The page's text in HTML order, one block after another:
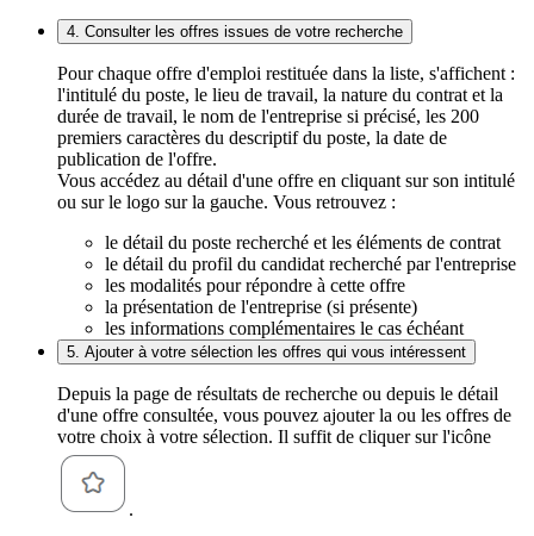
4. Consulter les offres issues de votre recherche
Pour chaque offre d'emploi restituée dans la liste, s'affichent :
l'intitulé du poste, le lieu de travail, la nature du contrat et la
durée de travail, le nom de l'entreprise si précisé, les 200
premiers caractères du descriptif du poste, la date de
publication de l'offre.
Vous accédez au détail d'une offre en cliquant sur son intitulé
ou sur le logo sur la gauche. Vous retrouvez :
le détail du poste recherché et les éléments de contrat
le détail du profil du candidat recherché par l'entreprise
les modalités pour répondre à cette offre
la présentation de l'entreprise (si présente)
les informations complémentaires le cas échéant
5. Ajouter à votre sélection les offres qui vous intéressent
Depuis la page de résultats de recherche ou depuis le détail
d'une offre consultée, vous pouvez ajouter la ou les offres de
votre choix à votre sélection. Il suffit de cliquer sur l'icône
.